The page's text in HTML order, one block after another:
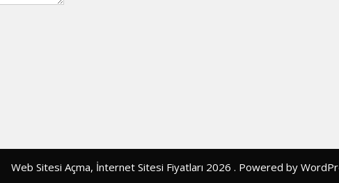
Web Sitesi Açma, İnternet Sitesi Fiyatları 2026 . Powered by